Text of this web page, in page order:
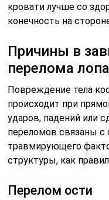
кровати лучше со
конечность на
Причины в
перелома
Повреждение тела
происходит при
ударов, падений или
переломов связаны
травмирующего
структуры, как
Перелом ости